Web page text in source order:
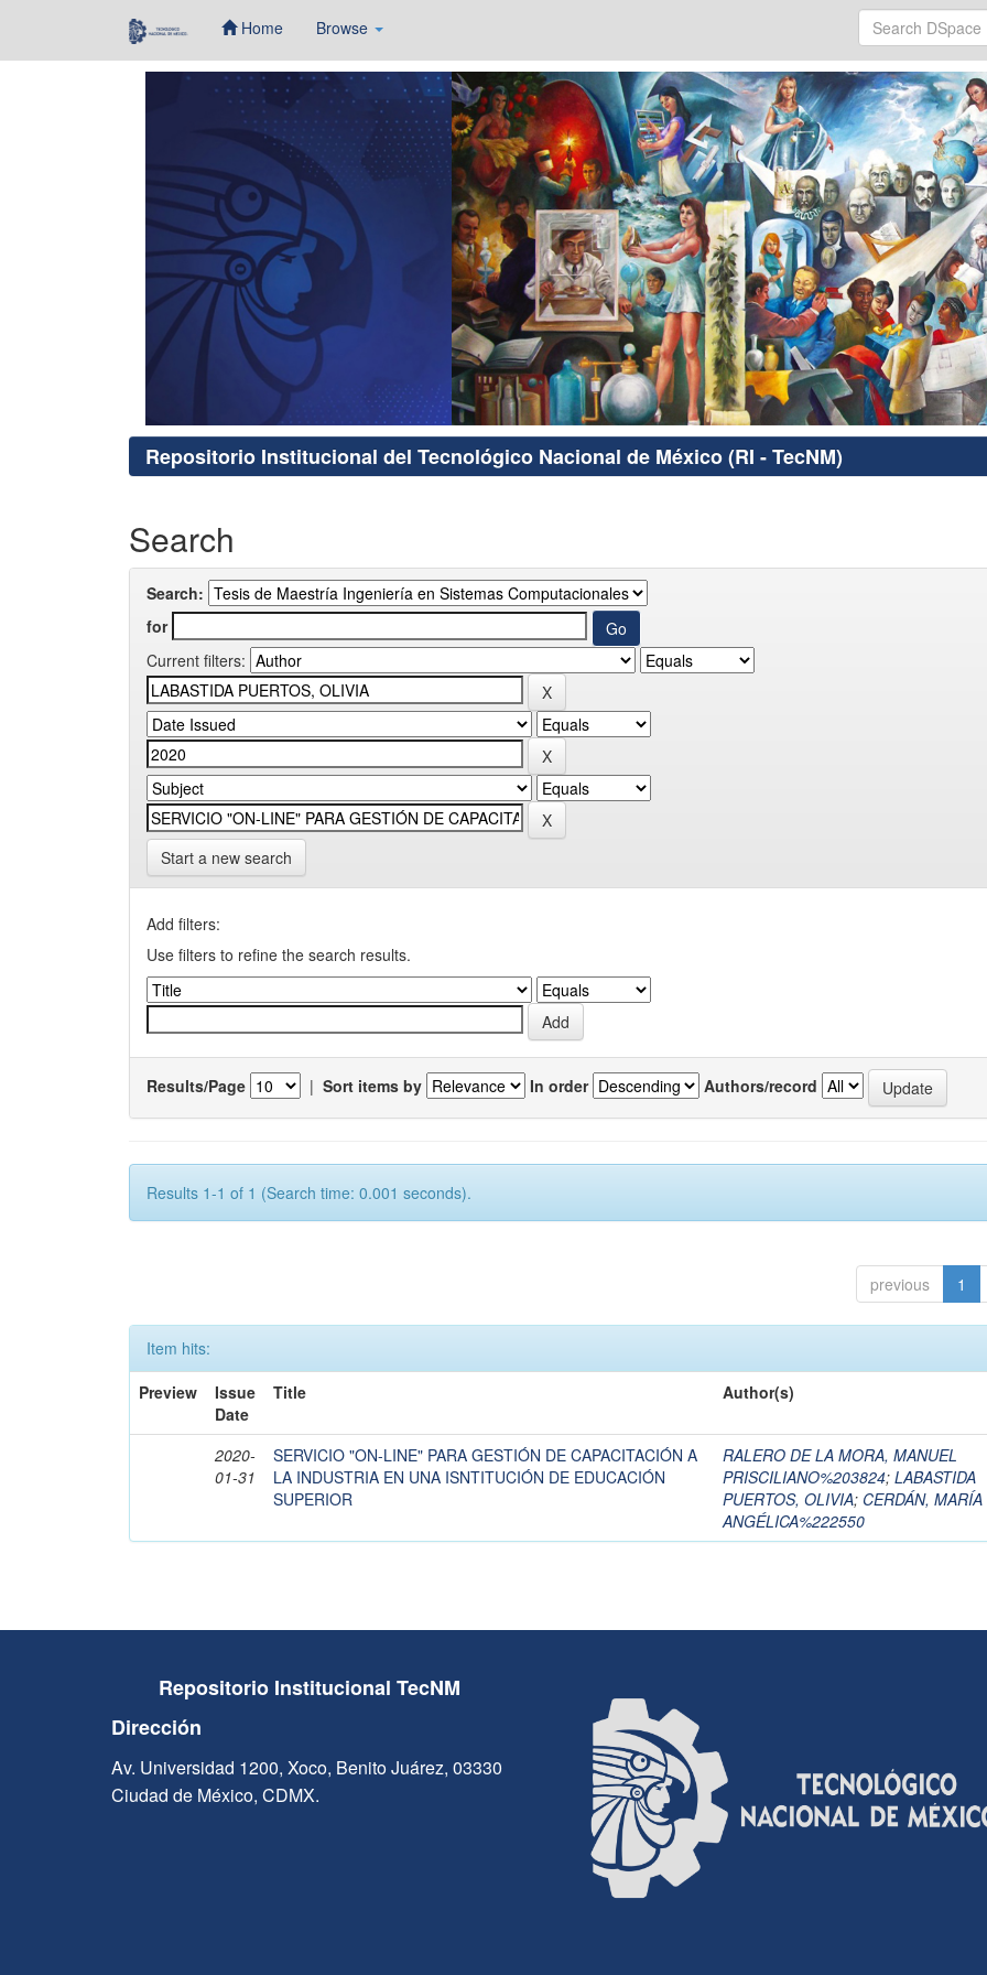
Home Browse
Repositorio Institucional del Tecnológico Nacional de México (RI - TecNM)
Search
Search:
for
Current filters:
Start a new search
Add filters:
Use filters to refine the search results.
Results/Page | Sort items by In order Authors/record
Results 1-1 of 1 (Search time: 0.001 seconds).
previous 1
Item hits:
Preview
Issue
Date
Title Author(s)
2020-
01-31
SERVICIO "ON-LINE" PARA GESTIÓN DE CAPACITACIÓN A
LA INDUSTRIA EN UNA ISNTITUCIÓN DE EDUCACIÓN
SUPERIOR
RALERO DE LA MORA, MANUEL
PRISCILIANO%203824; LABASTIDA
PUERTOS, OLIVIA; CERDÁN, MARÍA
ANGÉLICA%222550
Repositorio Institucional TecNM
Dirección
Av. Universidad 1200, Xoco, Benito Juárez, 03330
Ciudad de México, CDMX.